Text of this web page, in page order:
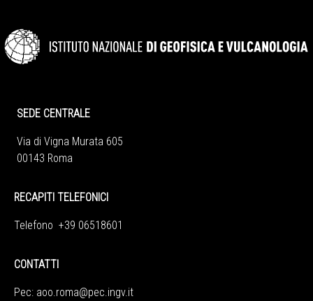
SEDE CENTRALE
Via di Vigna Murata 605
00143 Roma
RECAPITI TELEFONICI
Telefono +39 06518601
CONTATTI
Pec: aoo.roma@pec.ingv.it